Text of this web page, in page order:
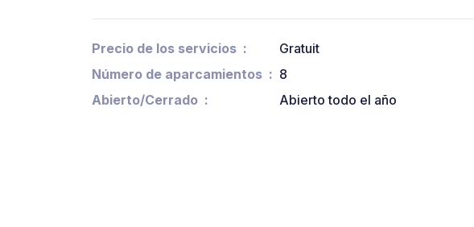
Precio de los servicios
Gratuit
Número de aparcamientos
8
Abierto/Cerrado
Abierto todo el año